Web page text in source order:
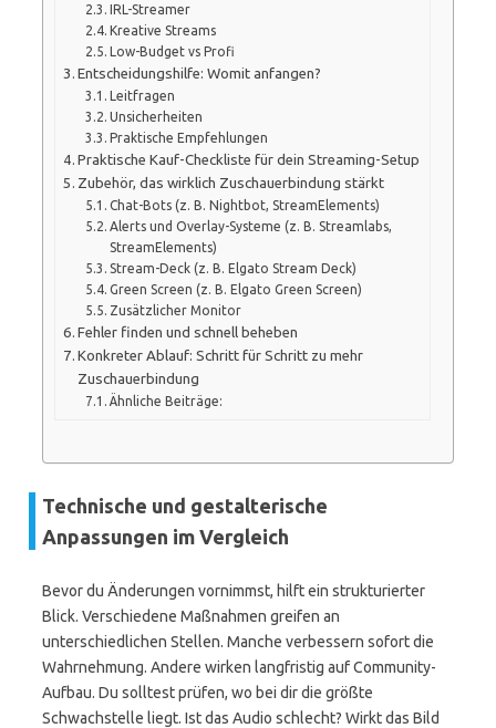
IRL-Streamer
Kreative Streams
Low-Budget vs Profi
Entscheidungshilfe: Womit anfangen?
Leitfragen
Unsicherheiten
Praktische Empfehlungen
Praktische Kauf-Checkliste für dein Streaming-Setup
Zubehör, das wirklich Zuschauerbindung stärkt
Chat-Bots (z. B. Nightbot, StreamElements)
Alerts und Overlay-Systeme (z. B. Streamlabs,
StreamElements)
Stream-Deck (z. B. Elgato Stream Deck)
Green Screen (z. B. Elgato Green Screen)
Zusätzlicher Monitor
Fehler finden und schnell beheben
Konkreter Ablauf: Schritt für Schritt zu mehr
Zuschauerbindung
Ähnliche Beiträge:
Technische und gestalterische
Anpassungen im Vergleich
Bevor du Änderungen vornimmst, hilft ein strukturierter
Blick. Verschiedene Maßnahmen greifen an
unterschiedlichen Stellen. Manche verbessern sofort die
Wahrnehmung. Andere wirken langfristig auf Community-
Aufbau. Du solltest prüfen, wo bei dir die größte
Schwachstelle liegt. Ist das Audio schlecht? Wirkt das Bild